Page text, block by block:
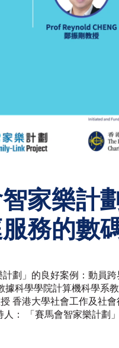
智家樂
務的數
劃」的良好案例：動員
據科學學院計算機科學系
香港大學社會工作及社
： 「賽馬會智家樂計劃